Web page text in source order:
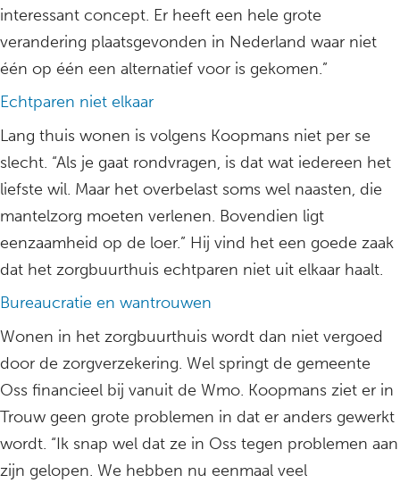
interessant concept. Er heeft een hele grote
verandering plaatsgevonden in Nederland waar niet
één op één een alternatief voor is gekomen.”
Echtparen niet elkaar
Lang thuis wonen is volgens Koopmans niet per se
slecht. “Als je gaat rondvragen, is dat wat iedereen het
liefste wil. Maar het overbelast soms wel naasten, die
mantelzorg moeten verlenen. Bovendien ligt
eenzaamheid op de loer.” Hij vind het een goede zaak
dat het zorgbuurthuis echtparen niet uit elkaar haalt.
Bureaucratie en wantrouwen
Wonen in het zorgbuurthuis wordt dan niet vergoed
door de zorgverzekering. Wel springt de gemeente
Oss financieel bij vanuit de Wmo. Koopmans ziet er in
Trouw geen grote problemen in dat er anders gewerkt
wordt. “Ik snap wel dat ze in Oss tegen problemen aan
zijn gelopen. We hebben nu eenmaal veel